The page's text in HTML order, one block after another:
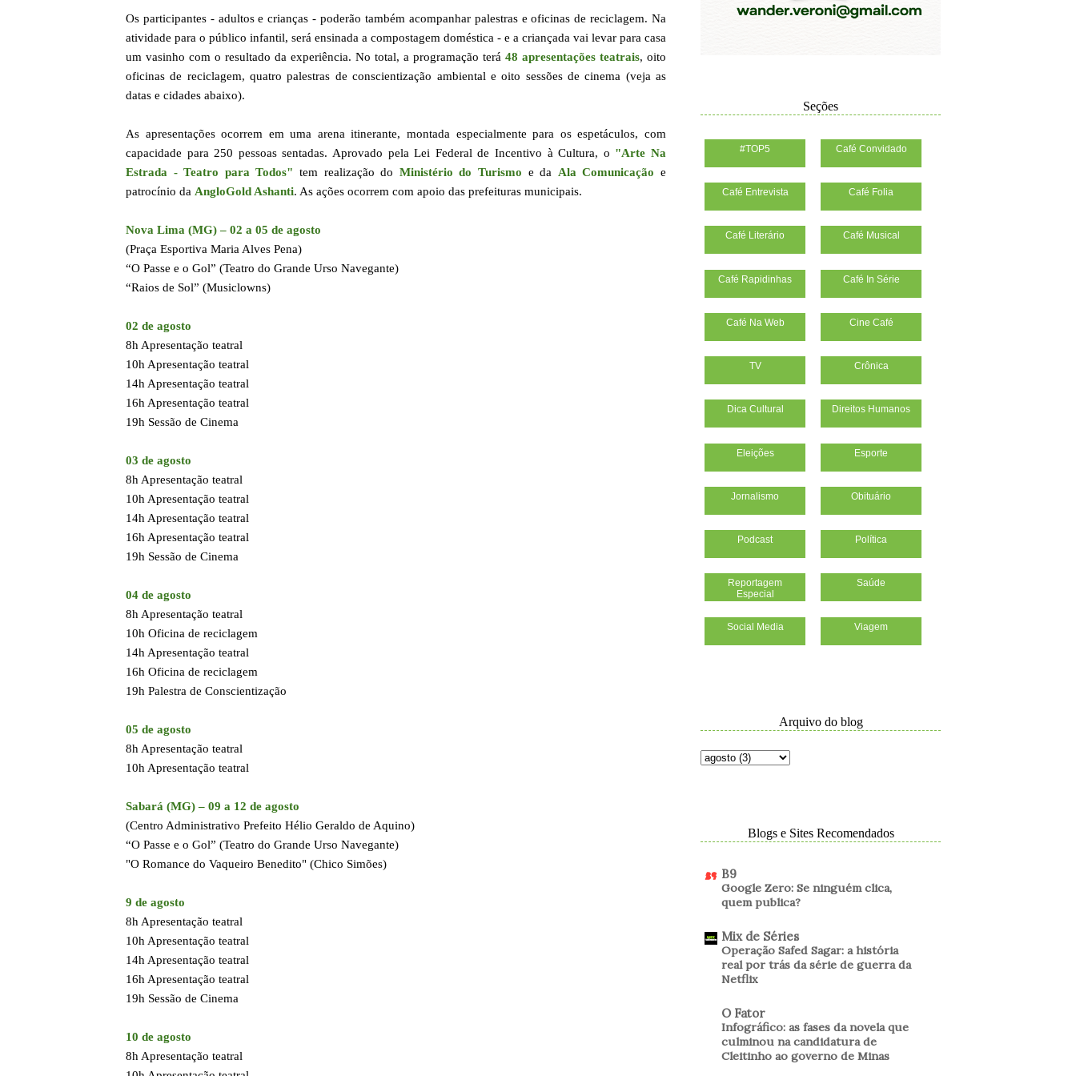
Os participantes - adultos e crianças - poderão também acompanhar palestras e oficinas de reciclagem. Na
atividade para o público infantil, será ensinada a compostagem doméstica - e a criançada vai levar para casa
um vasinho com o resultado da experiência. No total, a programação terá 48 apresentações teatrais, oito
oficinas de reciclagem, quatro palestras de conscientização ambiental e oito sessões de cinema (veja as
datas e cidades abaixo).
As apresentações ocorrem em uma arena itinerante, montada especialmente para os espetáculos, com
capacidade para 250 pessoas sentadas. Aprovado pela Lei Federal de Incentivo à Cultura, o "Arte Na
Estrada - Teatro para Todos" tem realização do Ministério do Turismo e da Ala Comunicação e
patrocínio da AngloGold Ashanti. As ações ocorrem com apoio das prefeituras municipais.
Nova Lima (MG) – 02 a 05 de agosto
(Praça Esportiva Maria Alves Pena)
“O Passe e o Gol” (Teatro do Grande Urso Navegante)
“Raios de Sol” (Musiclowns)
02 de agosto
8h Apresentação teatral
10h Apresentação teatral
14h Apresentação teatral
16h Apresentação teatral
19h Sessão de Cinema
03 de agosto
8h Apresentação teatral
10h Apresentação teatral
14h Apresentação teatral
16h Apresentação teatral
19h Sessão de Cinema
04 de agosto
8h Apresentação teatral
10h Oficina de reciclagem
14h Apresentação teatral
16h Oficina de reciclagem
19h Palestra de Conscientização
05 de agosto
8h Apresentação teatral
10h Apresentação teatral
Sabará (MG) – 09 a 12 de agosto
(Centro Administrativo Prefeito Hélio Geraldo de Aquino)
“O Passe e o Gol” (Teatro do Grande Urso Navegante)
"O Romance do Vaqueiro Benedito" (Chico Simões)
9 de agosto
8h Apresentação teatral
10h Apresentação teatral
14h Apresentação teatral
16h Apresentação teatral
19h Sessão de Cinema
10 de agosto
8h Apresentação teatral
Seções
#TOP5 Café Convidado
Café Entrevista Café Folia
Café Literário Café Musical
Café Rapidinhas Café In Série
Café Na Web Cine Café
TV Crônica
Dica Cultural Direitos Humanos
Eleições Esporte
Jornalismo Obituário
Podcast Política
Reportagem
Especial
Saúde
Social Media Viagem
Arquivo do blog
Blogs e Sites Recomendados
B9
Google Zero: Se ninguém clica,
quem publica?
Mix de Séries
Operação Safed Sagar: a história
real por trás da série de guerra da
Netflix
O Fator
Infográfico: as fases da novela que
culminou na candidatura de
Cleitinho ao governo de Minas